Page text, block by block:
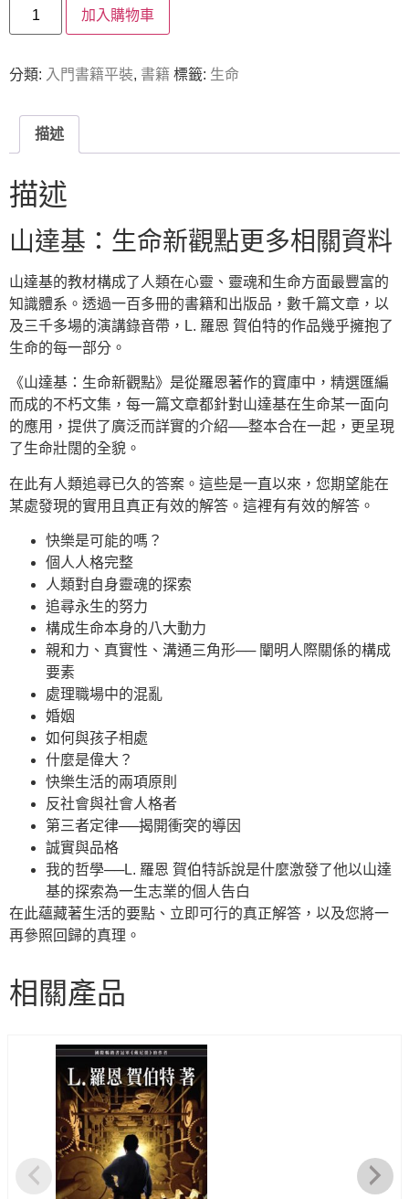
加入購物車
分類: 入門書籍平裝, 書籍 標籤: 生命
描述
描述
山達基：生命新觀點更多相關資料
山達基的教材構成了人類在心靈、靈魂和生命方面最豐富的
知識體系。透過一百多冊的書籍和出版品，數千篇文章，以
及三千多場的演講錄音帶，L. 羅恩 賀伯特的作品幾乎擁抱了
生命的每一部分。
《山達基：生命新觀點》是從羅恩著作的寶庫中，精選匯編
而成的不朽文集，每一篇文章都針對山達基在生命某一面向
的應用，提供了廣泛而詳實的介紹──整本合在一起，更呈現
了生命壯闊的全貌。
在此有人類追尋已久的答案。這些是一直以來，您期望能在
某處發現的實用且真正有效的解答。這裡有有效的解答。
快樂是可能的嗎？
個人人格完整
人類對自身靈魂的探索
追尋永生的努力
構成生命本身的八大動力
親和力、真實性、溝通三角形── 闡明人際關係的構成
要素
處理職場中的混亂
婚姻
如何與孩子相處
什麼是偉大？
快樂生活的兩項原則
反社會與社會人格者
第三者定律──揭開衝突的導因
誠實與品格
我的哲學──L. 羅恩 賀伯特訴說是什麼激發了他以山達
基的探索為一生志業的個人告白
在此蘊藏著生活的要點、立即可行的真正解答，以及您將一
再參照回歸的真理。
相關產品